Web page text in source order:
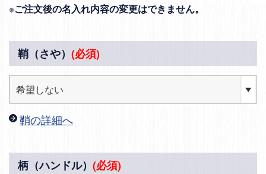
※ご注文後の名入れ内容の変更はできません。
鞘（さや） (必須)
鞘の詳細へ
柄（ハンドル） (必須)